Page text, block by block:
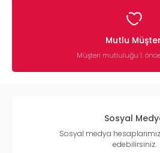
Mutlu
Müşteri mutluluğu 1.
Sosyal
Sosyal medya
edebilirsiniz.